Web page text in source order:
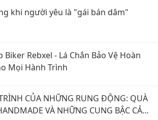
khi người yêu là "gái bán dâm"
Biker Rebxel - Lá Chắn Bảo Vệ Hoàn
Mọi Hành Trình
CỦA NHỮNG RUNG ĐỘNG: QUÀ
VÀ NHỮNG CUNG BẬC CẢM